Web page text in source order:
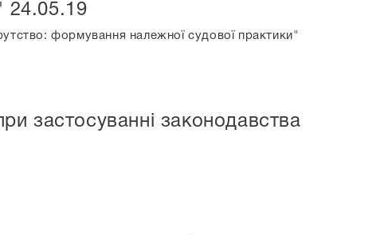
24.05.19
формування належної судової практики"
застосуванні законодавства